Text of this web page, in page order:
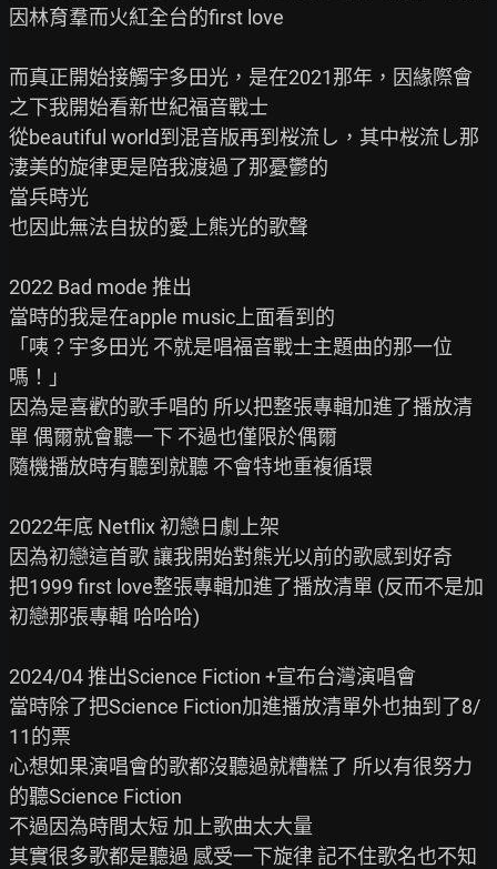
因林育羣而火紅全台的first love
而真正開始接觸宇多田光，是在2021那年，因緣際會
之下我開始看新世紀福音戰士
從beautiful world到混音版再到桜流し，其中桜流し那
淒美的旋律更是陪我渡過了那憂鬱的
當兵時光
也因此無法自拔的愛上熊光的歌聲
2022 Bad mode 推出
當時的我是在apple music上面看到的
「咦？宇多田光 不就是唱福音戰士主題曲的那一位
嗎！」
因為是喜歡的歌手唱的 所以把整張專輯加進了播放清
單 偶爾就會聽一下 不過也僅限於偶爾
隨機播放時有聽到就聽 不會特地重複循環
2022年底 Netflix 初戀日劇上架
因為初戀這首歌 讓我開始對熊光以前的歌感到好奇
把1999 first love整張專輯加進了播放清單 (反而不是加
初戀那張專輯 哈哈哈)
2024/04 推出Science Fiction +宣布台灣演唱會
當時除了把Science Fiction加進播放清單外也抽到了8/
11的票
心想如果演唱會的歌都沒聽過就糟糕了 所以有很努力
的聽Science Fiction
不過因為時間太短 加上歌曲太大量
其實很多歌都是聽過 感受一下旋律 記不住歌名也不知